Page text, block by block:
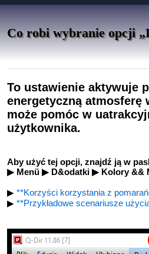
Co robi wybranie opcji
To ustawienie aktywuje
energetyczną
może pomóc w
użytkownika.
Aby użyć tej opcji, znajdź ją w
▶ Menü ▶ D&odatki ▶ Kolory &&
▶ **Korzyści korzystania z
▶ **Przykładowe scenariusze